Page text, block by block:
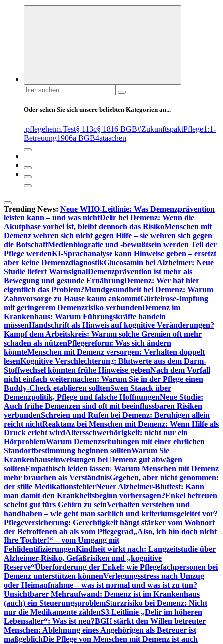
Suchen
nach:
Oder sehen Sie sich unsere beliebten Kategorien an...
.pflegeheim.Test§ 113c§ 1816 BGB#ZukunftspaktPflege1:1-
Betreuung1906a BGB4ataachen
Trending News: Neue WHO-Leitlinie: Was Demenzprävention
leisten kann – und was nichtDelir bei Demenz: Wenn die
Akutphase vorbei ist, bleibt dennoch das RisikoMenschen mit
Demenz wehren sich nicht gegen Hilfe – sie wehren sich gegen
die BotschaftMedienbiografie und -bewußtsein werden Teil der
Pflege werdenKI-Sprachanalyse kann Hinweise geben – ersetzt
aber keine DemenzdiagnostikGlucosamin bei Alzheimer: Neue
Studie liefert WarnsignalDemenzprävention ist mehr als
Bewegung und gesunde ErnährungDemenz: Wer hat hier
eigentlich das Problem?Mundgesundheit bei Demenz: Warum
Zahnvorsorge zu Hause kaum ankommtGürtelrose-Impfung
mit geringerem Demenzrisiko verbundenDemenz im
Krankenhaus: Warum Führungskräfte handeln
müssenHandschrift als Hinweis auf kognitive Veränderungen?
Kampf dem Arbeitskreis: Warum solche Gremien oft mehr
schaden als nützenPflegereform: Was sich ändern
könnteMenschen mit Demenz versorgen: Verhalten doppelt
lesenKognitive Verschlechterung: Blutwerte aus dem Darm-
Stoffwechsel könnten frühe Hinweise gebenNach dem Vorfall
nicht einfach weitermachen: Warum Sie in der Pflege einen
Buddy-Check etablieren solltenSwen Staack über
Demenzpolitik, Pflege und falsche HoffnungenNeue Studie:
Auch frühe Demenzen sind oft mit beeinflussbaren Risiken
verbundenSchreien und Rufen bei Demenz: Beruhigen allein
reicht nichtReaktanz bei Menschen mit Demenz: Wenn Hilfe als
Druck erlebt wirdAltersschwerhörigkeit: nicht nur ein
HörproblemWarum Demenzschulungen mit einer ehrlichen
Standortbestimmung beginnen solltenWarum Sie
Krankenhauseinweisungen bei Demenz gut abwägen
solltenEmpathisch leiden lassen: Warum Menschen mit Demenz
mehr brauchen als VerständnisGegeben, aber nicht genommen:
der stille MedikationsfehlerNeuer Alzheimer-Bluttest: Kann
man damit den Krankheitsbeginn vorhersagen?Enkel betreuen
scheint gut fürs Gehirn zu seinVerhalten verstehen und
handhaben – wie geht man sachlich und kriteriumsgeleitet vor?
Pflegeversicherung: Gerechtigkeit hängt stärker vom Wohnort
der Betroffenen ab als vom Pflegegrad„Also, ich bin doch nicht
Ihre Tochter!“ – vom Umgang mit
FehlidentifizierungenKindheit wirkt nach: Langzeitstudie über
Alzheimer-Risiko, Gefäßrisiken und „kognitive
Reserve“Überforderung der Enkel: wie Pflegefachpersonen bei
Demenz unterstützen könnenVerlegungsstress nach Umzug
oder Heimaufnahme – was ist normal und was ist zu tun?
Unsichtbarer Mehraufwand: Demenz ist im Krankenhaus
(auch) ein SteuerungsproblemSturzrisiko bei Demenz: Nicht
nur die Medikamente zählenS3-Leitlinie „Delir im höheren
Lebensalter“: Was ist neu?BGH stärkt den Willen betreuter
Menschen: Ablehnung eines Angehörigen als Betreuer ist
maßgeblichDie Pflege von Menschen mit Demenz ist auch